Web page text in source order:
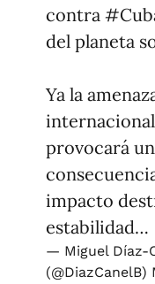
contra
del planeta
Ya la
provocará
impacto
estabilidad…
— Miguel Díaz-
(@DiazCanelB)